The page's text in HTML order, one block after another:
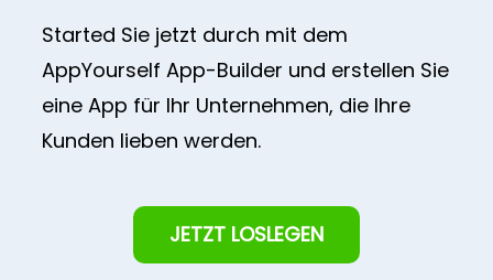
Started Sie jetzt durch mit dem
AppYourself App-Builder und erstellen Sie
eine App für Ihr Unternehmen, die Ihre
Kunden lieben werden.
JETZT LOSLEGEN